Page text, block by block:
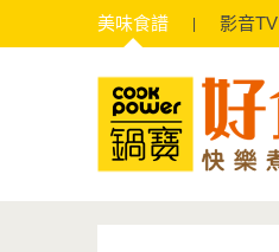
美味食譜 影音TV